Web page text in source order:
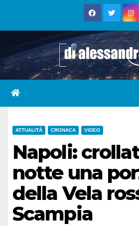
ATTUALITÀ CRONACA VIDEO
Napoli:
notte una
della Vela
Scampia